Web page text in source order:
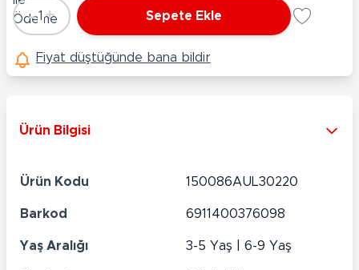
Adet
-1 + Sepete Ekle
Fiyat düştüğünde bana bildir
Ürün Bilgisi
Ürün Kodu 150086AUL30220
Barkod 6911400376098
Yaş Aralığı 3-5 Yaş | 6-9 Yaş